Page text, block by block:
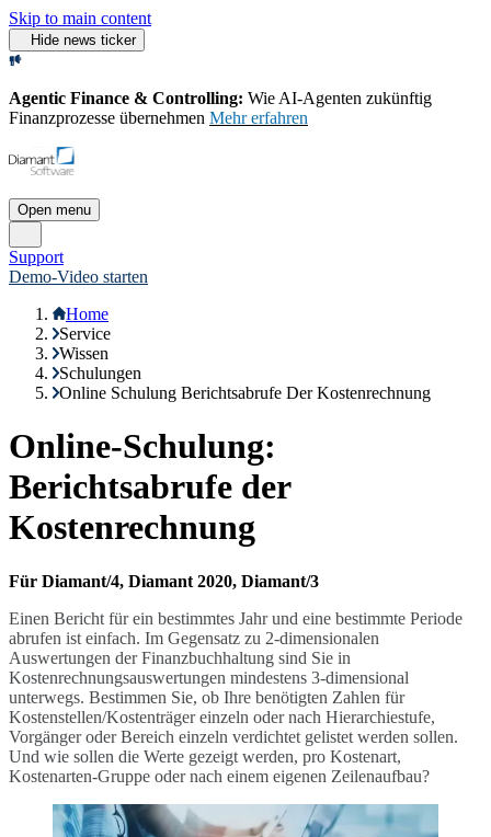
Skip to main content
Hide news ticker
Agentic Finance & Controlling: Wie AI‑Agenten zukünftig
Finanzprozesse übernehmen Mehr erfahren
Open menu
Support
Demo-Video starten
Home
Service
Wissen
Schulungen
Online Schulung Berichtsabrufe Der Kostenrechnung
Online-Schulung:
Berichtsabrufe der
Kostenrechnung
Für Diamant/4, Diamant 2020, Diamant/3
Einen Bericht für ein bestimmtes Jahr und eine bestimmte Periode
abrufen ist einfach. Im Gegensatz zu 2-dimensionalen
Auswertungen der Finanzbuchhaltung sind Sie in
Kostenrechnungsauswertungen mindestens 3-dimensional
unterwegs. Bestimmen Sie, ob Ihre benötigten Zahlen für
Kostenstellen/Kostenträger einzeln oder nach Hierarchiestufe,
Vorgänger oder Bereich einzeln verdichtet gelistet werden sollen.
Und wie sollen die Werte gezeigt werden, pro Kostenart,
Kostenarten-Gruppe oder nach einem eigenen Zeilenaufbau?